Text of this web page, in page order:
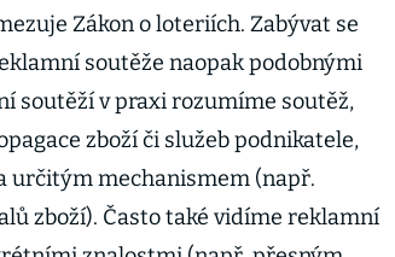
Zákon o loteriích. Zabývat se
soutěže naopak podobnými
soutěží v praxi rozumíme soutěž,
zboží či služeb podnikatele,
určitým mechanismem (např.
zboží). Často také vidíme reklamní